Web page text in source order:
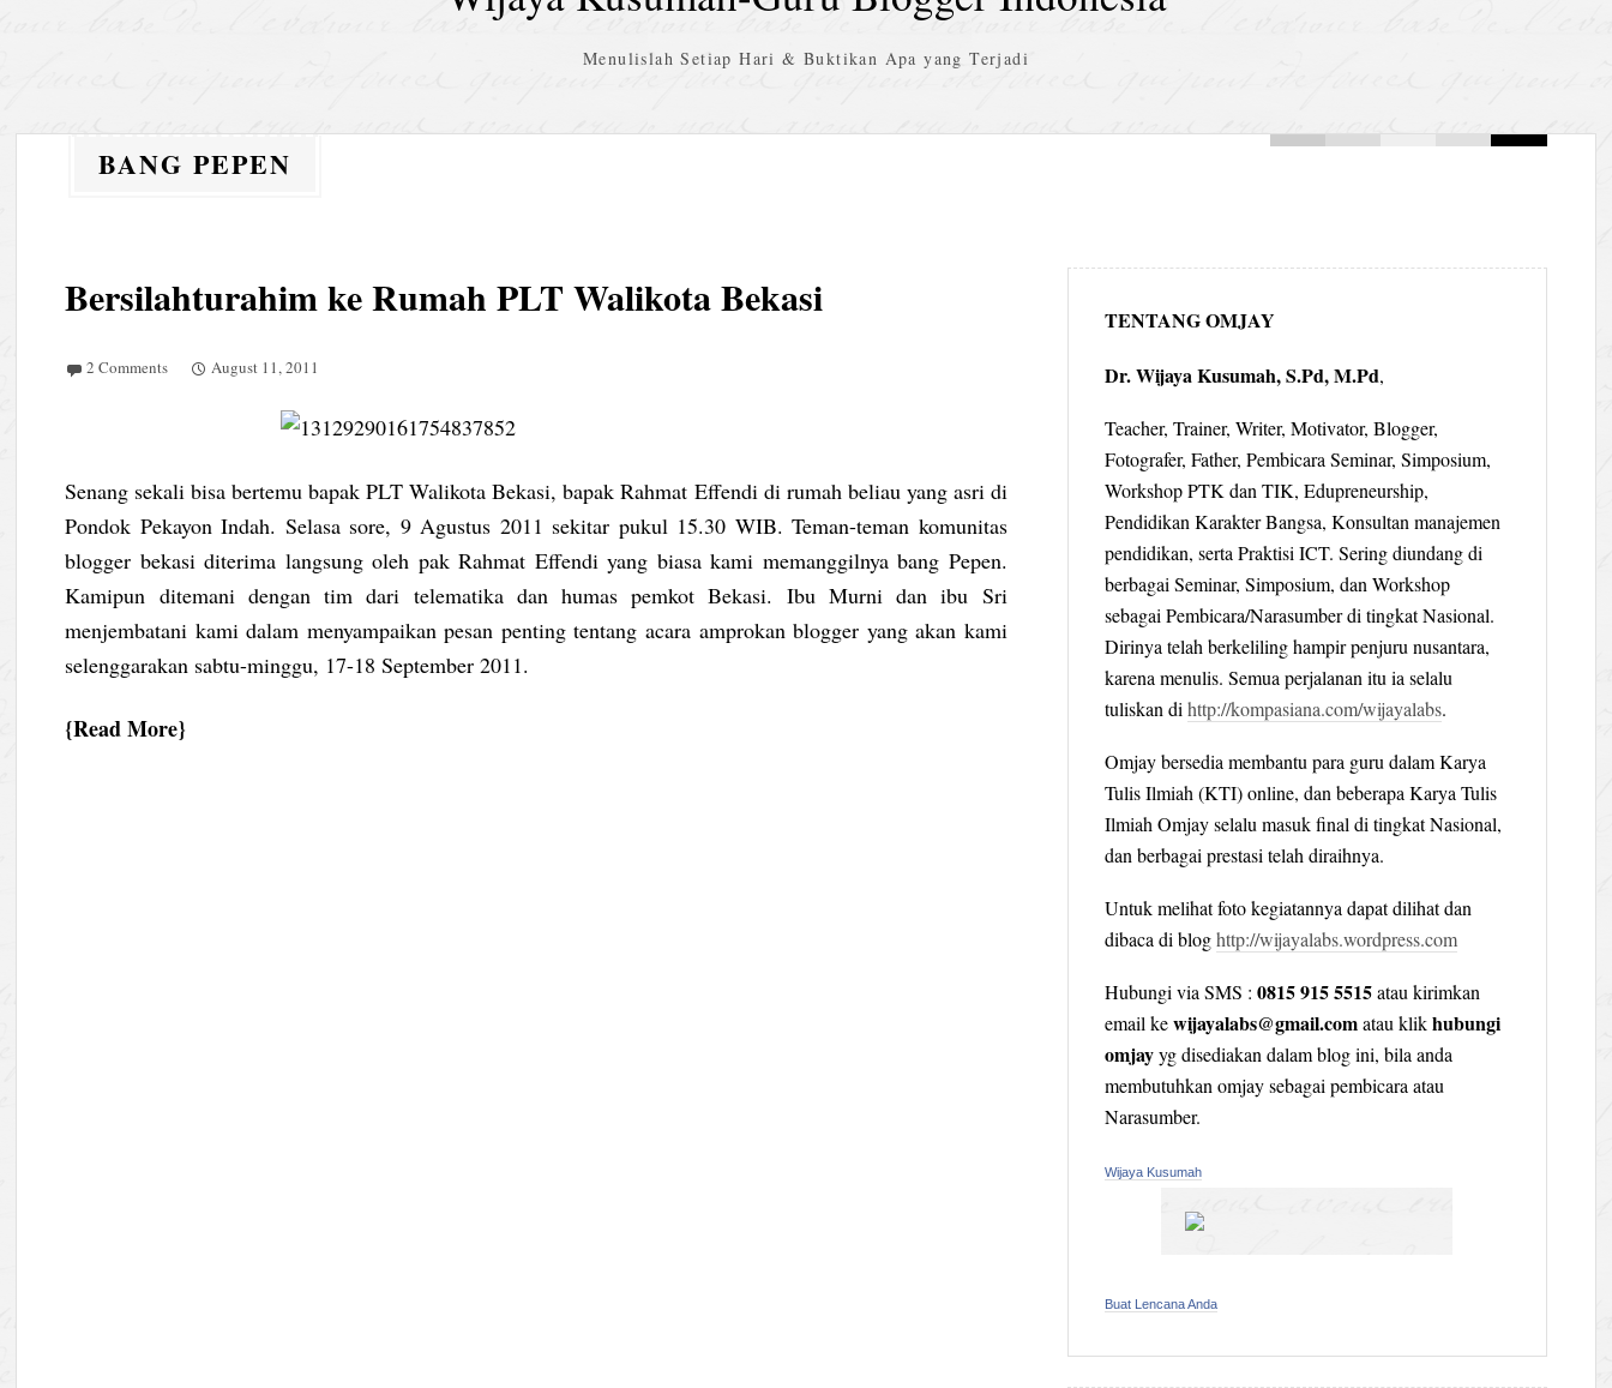
Menulislah Setiap Hari & Buktikan Apa yang Terjadi
BANG PEPEN
Bersilahturahim ke Rumah PLT Walikota Bekasi
2 Comments August 11, 2011
Senang sekali bisa bertemu bapak PLT Walikota Bekasi, bapak Rahmat Effendi di rumah beliau yang asri di
Pondok Pekayon Indah. Selasa sore, 9 Agustus 2011 sekitar pukul 15.30 WIB. Teman-teman komunitas
blogger bekasi diterima langsung oleh pak Rahmat Effendi yang biasa kami memanggilnya bang Pepen.
Kamipun ditemani dengan tim dari telematika dan humas pemkot Bekasi. Ibu Murni dan ibu Sri
menjembatani kami dalam menyampaikan pesan penting tentang acara amprokan blogger yang akan kami
selenggarakan sabtu-minggu, 17-18 September 2011.
Read More
TENTANG OMJAY
Dr. Wijaya Kusumah, S.Pd, M.Pd,
Teacher, Trainer, Writer, Motivator, Blogger,
Fotografer, Father, Pembicara Seminar, Simposium,
Workshop PTK dan TIK, Edupreneurship,
Pendidikan Karakter Bangsa, Konsultan manajemen
pendidikan, serta Praktisi ICT. Sering diundang di
berbagai Seminar, Simposium, dan Workshop
sebagai Pembicara/Narasumber di tingkat Nasional.
Dirinya telah berkeliling hampir penjuru nusantara,
karena menulis. Semua perjalanan itu ia selalu
tuliskan di http://kompasiana.com/wijayalabs.
Omjay bersedia membantu para guru dalam Karya
Tulis Ilmiah (KTI) online, dan beberapa Karya Tulis
Ilmiah Omjay selalu masuk final di tingkat Nasional,
dan berbagai prestasi telah diraihnya.
Untuk melihat foto kegiatannya dapat dilihat dan
dibaca di bloghttp://wijayalabs.wordpress.com
Hubungi via SMS : 0815 915 5515atau kirimkan
email kewijayalabs@gmail.comatau klikhubungi
omjayyg disediakan dalam blog ini, bila anda
membutuhkan omjay sebagai pembicara atau
Narasumber.
Wijaya Kusumah
Buat Lencana Anda